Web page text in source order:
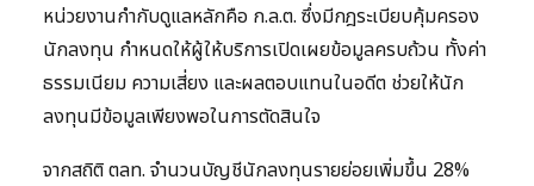
หน่วยงานกำกับดูแลหลักคือ ก.ล.ต. ซึ่งมีกฎระเบียบคุ้มครอง
นักลงทุน กำหนดให้ผู้ให้บริการเปิดเผยข้อมูลครบถ้วน ทั้งค่า
ธรรมเนียม ความเสี่ยง และผลตอบแทนในอดีต ช่วยให้นัก
ลงทุนมีข้อมูลเพียงพอในการตัดสินใจ
จากสถิติ ตลท. จำนวนบัญชีนักลงทุนรายย่อยเพิ่มขึ้น 28%